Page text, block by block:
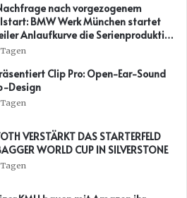
nach vorgezogenem
BMW Werk München startet
Anlaufkurve die Serienproduktion
i3*
Clip Pro: Open-Ear-Sound
Design
VERSTÄRKT DAS STARTERFELD
WORLD CUP IN SILVERSTONE